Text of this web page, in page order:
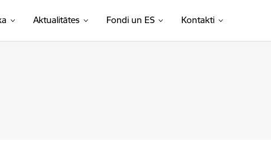
Aktualitātes Fondi un ES Kontakti